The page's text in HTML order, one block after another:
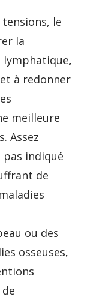
le
la
lymphatique,
à redonner
meilleure
Assez
indiqué
de
ou des
osseuses,